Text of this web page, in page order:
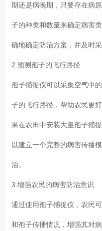
期还是病晚期，只要存在病
子的种类和数量来确定病害
确地确定防治方案，并及时
2.预测孢子的飞行路径
孢子捕捉仪可以采集空气中
子的飞行路径，帮助农民更
果在农田中安装大量孢子捕
以建立一个完整的病害传播
治。
3.增强农民的病害防治意识
通过使用孢子捕捉仪，农民
和孢子传播情况，增强其对